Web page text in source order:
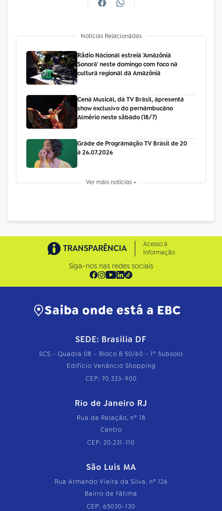
Notícias Relacionadas
Rádio Nacional estreia 'Amazônia
Sonora' neste domingo com foco na
cultura regional da Amazônia
Cena Musical, da TV Brasil, apresenta
show exclusivo do pernambucano
Almério neste sábado (18/7)
Grade de Programação TV Brasil de 20
a 26.07.2026
Ver mais notícias +
TRANSPARÊNCIA
Acesso à
Informação
Siga-nos nas redes sociais
Saiba onde está a EBC
SEDE: Brasília DF
SCS - Quadra 08 - Bloco B 50/60 - 1º Subsolo
Edifício Venâncio Shopping
CEP: 70.333-900
Rio de Janeiro RJ
Rua da Relação, nº 18
Centro
CEP: 20.231-110
São Luís MA
Rua Armando Vieira da Silva, nº 126
Bairro de Fátima
CEP: 65030-130